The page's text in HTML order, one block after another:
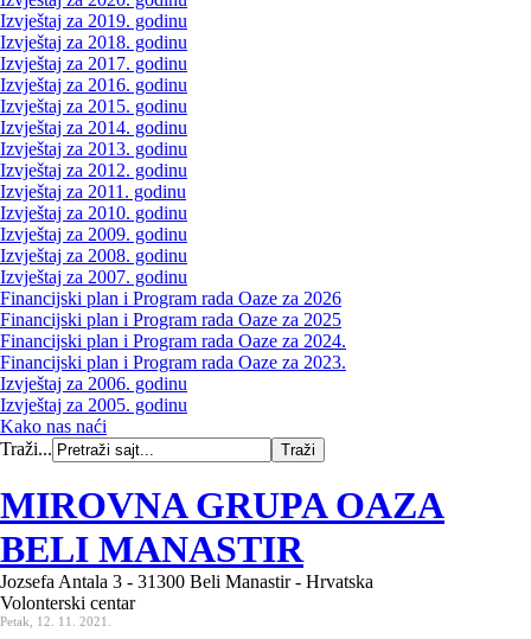
Izvještaj za 2019. godinu
Izvještaj za 2018. godinu
Izvještaj za 2017. godinu
Izvještaj za 2016. godinu
Izvještaj za 2015. godinu
Izvještaj za 2014. godinu
Izvještaj za 2013. godinu
Izvještaj za 2012. godinu
Izvještaj za 2011. godinu
Izvještaj za 2010. godinu
Izvještaj za 2009. godinu
Izvještaj za 2008. godinu
Izvještaj za 2007. godinu
Financijski plan i Program rada Oaze za 2026
Financijski plan i Program rada Oaze za 2025
Financijski plan i Program rada Oaze za 2024.
Financijski plan i Program rada Oaze za 2023.
Izvještaj za 2006. godinu
Izvještaj za 2005. godinu
Kako nas naći
Traži...
MIROVNA GRUPA OAZA
BELI MANASTIR
Jozsefa Antala 3 - 31300 Beli Manastir - Hrvatska
Volonterski centar
Petak, 12. 11. 2021.